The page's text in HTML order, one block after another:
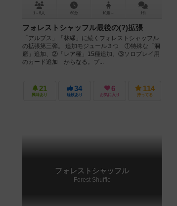
1～5人 60分 10歳～ 1件
フォレストシャッフル最後の(?)拡張
「アルプス」「林縁」に続くフォレストシャッフル
の拡張第三弾。 追加モジュール３つ ①特殊な「洞
窟」追加、②「レア種」15種追加、③ソロプレイ用
のカード追加 からなる。プ...
21
興味あり
34
経験あり
6
お気に入り
114
持ってる
フォレストシャッフル
Forest Shuffle